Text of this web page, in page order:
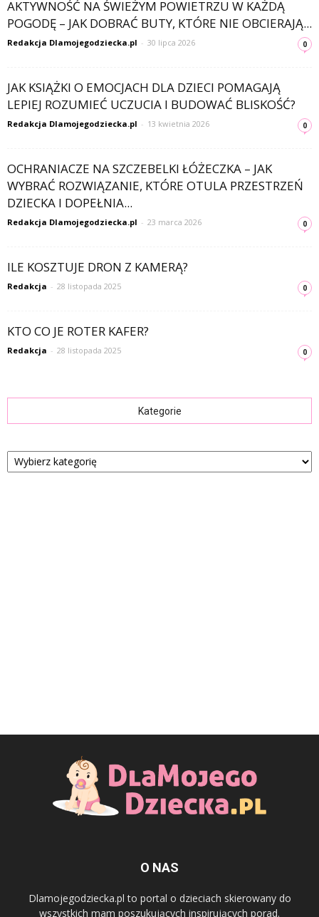
AKTYWNOŚĆ NA ŚWIEŻYM POWIETRZU W KAŻDĄ
POGODĘ – JAK DOBRAĆ BUTY, KTÓRE NIE OBCIERAJĄ...
Redakcja Dlamojegodziecka.pl - 30 lipca 2026 0
JAK KSIĄŻKI O EMOCJACH DLA DZIECI POMAGAJĄ
LEPIEJ ROZUMIEĆ UCZUCIA I BUDOWAĆ BLISKOŚĆ?
Redakcja Dlamojegodziecka.pl - 13 kwietnia 2026 0
OCHRANIACZE NA SZCZEBELKI ŁÓŻECZKA – JAK
WYBRAĆ ROZWIĄZANIE, KTÓRE OTULA PRZESTRZEŃ
DZIECKA I DOPEŁNIA...
Redakcja Dlamojegodziecka.pl - 23 marca 2026 0
ILE KOSZTUJE DRON Z KAMERĄ?
Redakcja - 28 listopada 2025 0
KTO CO JE ROTER KAFER?
Redakcja - 28 listopada 2025 0
Kategorie
Kategorie
O NAS
Dlamojegodziecka.pl to portal o dzieciach skierowany do
wszystkich mam poszukujących inspirujących porad.